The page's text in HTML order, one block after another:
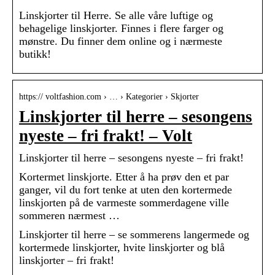
Linskjorter til Herre. Se alle våre luftige og
behagelige linskjorter. Finnes i flere farger og
mønstre. Du finner dem online og i nærmeste
butikk!
https:// voltfashion.com › … › Kategorier › Skjorter
Linskjorter til herre – sesongens
nyeste – fri frakt! – Volt
Linskjorter til herre – sesongens nyeste – fri frakt!
Kortermet linskjorte. Etter å ha prøv den et par
ganger, vil du fort tenke at uten den kortermede
linskjorten på de varmeste sommerdagene ville
sommeren nærmest …
Linskjorter til herre – se sommerens langermede og
kortermede linskjorter, hvite linskjorter og blå
linskjorter – fri frakt!